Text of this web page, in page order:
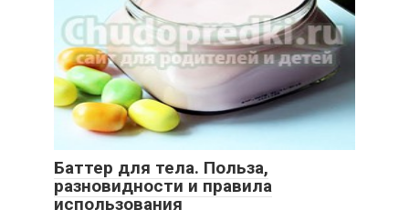
Баттер для тела. Польза,
разновидности и правила
использования